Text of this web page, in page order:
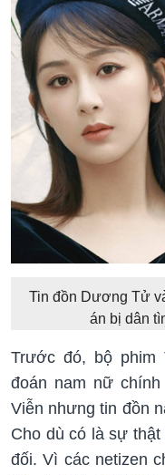
Tin đồn Dương Tử
án bị dân
Trước đó, bộ phim
đoán nam nữ
Viễn nhưng tin đồn
Cho dù có là sự
đối. Vì các netizen